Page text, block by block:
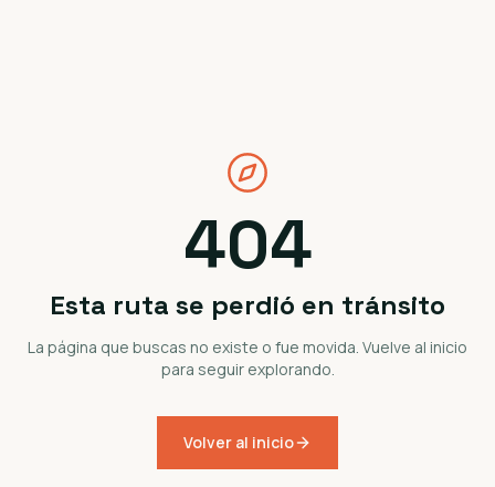
404
Esta ruta se perdió en tránsito
La página que buscas no existe o fue movida. Vuelve al inicio
para seguir explorando.
Volver al inicio